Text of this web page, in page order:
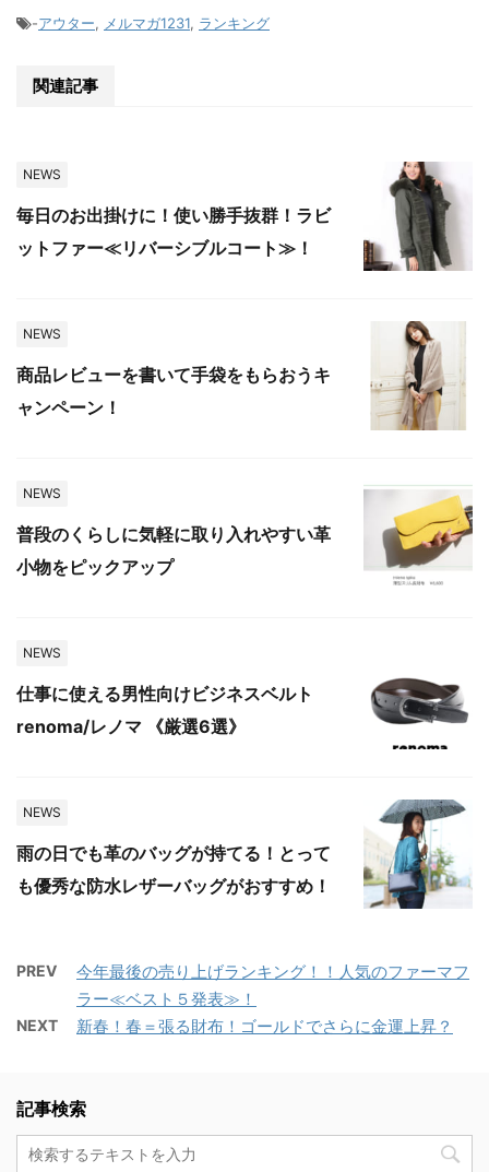
-アウター, メルマガ1231, ランキング
関連記事
NEWS
毎日のお出掛けに！使い勝手抜群！ラビ
ットファー≪リバーシブルコート≫！
NEWS
商品レビューを書いて手袋をもらおうキ
ャンペーン！
NEWS
普段のくらしに気軽に取り入れやすい革
小物をピックアップ
NEWS
仕事に使える男性向けビジネスベルト
renoma/レノマ 《厳選6選》
NEWS
雨の日でも革のバッグが持てる！とって
も優秀な防水レザーバッグがおすすめ！
PREV
今年最後の売り上げランキング！！人気のファーマフ
ラー≪ベスト５発表≫！
NEXT 新春！春＝張る財布！ゴールドでさらに金運上昇？
記事検索